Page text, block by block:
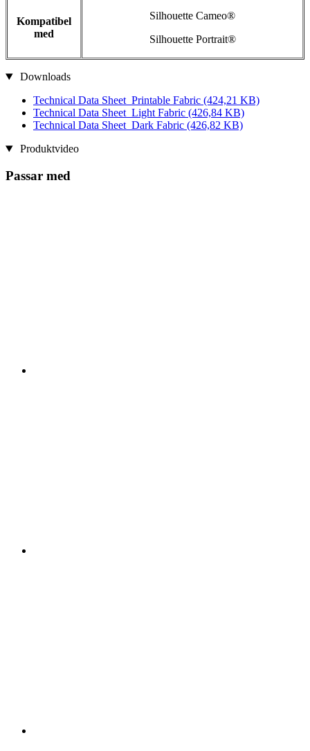
Kompatibel
med
Silhouette Cameo®
Silhouette Portrait®
Downloads
Technical Data Sheet_Printable Fabric (424,21 KB)
Technical Data Sheet_Light Fabric (426,84 KB)
Technical Data Sheet_Dark Fabric (426,82 KB)
Produktvideo
Passar med